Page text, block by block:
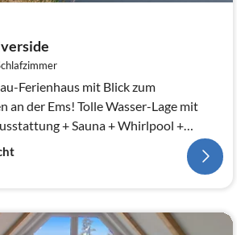
Ferienhaus mit Blick zum
Tolle Wasser-Lage mit
+ Sauna + Whirlpool +